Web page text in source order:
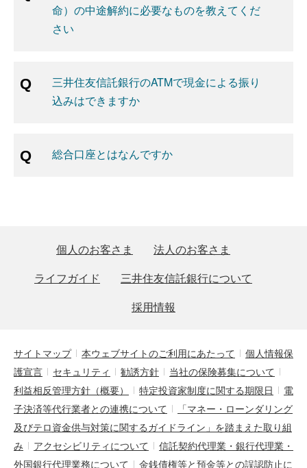
命）の中途解約に必要なものを教えてくだ
さい
三井住友信託銀行のATMで現金による振り
込みはできますか
総合口座とはなんですか
個人のお客さま
法人のお客さま
ライフガイド
三井住友信託銀行について
採用情報
サイトマップ 本ウェブサイトのご利用にあたって
個人情報保
護宣言
セキュリティ 勧誘方針
当社の保険募集について
利益相反管理方針（概要）
特定投資家制度に関する期限日
電
子決済等代行業者との連携について
「マネー・ローンダリング
及びテロ資金供与対策に関するガイドライン」を踏まえた取り組
み
アクセシビリティについて
信託契約代理業・銀行代理業・
外国銀行代理業務について
金銭債権等と預金等との誤認防止に